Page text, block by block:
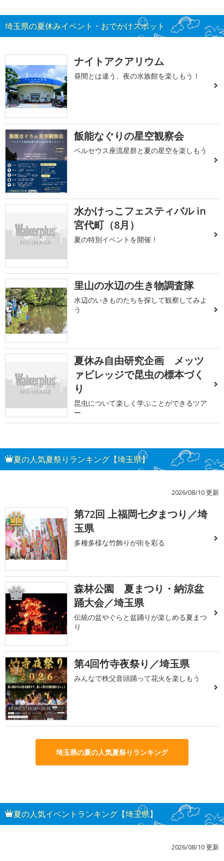
埼玉県の夏休みイベント・おでかけスポット
ナイトアクアリウム
昼間とは違う、夜の水族館を楽しもう！
飯能なぐりの星空観察会
ペルセウス座流星群と夏の星空を楽しもう
水かけっこフェスティバル in
宮代町（8月）
夏の特別イベントを開催！
里山の水辺の生き物調査隊
水辺のいきものたちを探して観察してみよ
う
夏休み自由研究企画 メッツ
ァビレッジで昆虫の標本づく
り
昆虫について楽しく学ぶことができるツア
ー
夏の人気夏祭りランキング【埼玉県】
2026/08/10 更新
1
第72回 上福岡七夕まつり／埼
玉県
多種多様な竹飾りが街を彩る
2
森林公園 夏まつり・納涼盆
踊大会／埼玉県
伝統の盆やぐらと盆踊りが楽しめる夏まつ
り
3 第4回竹寺夜祭り／埼玉県
みんなで秩父音頭踊って花火を楽しもう
埼玉県の夏の人気夏祭りランキング
夏の人気イベントランキング【埼玉県】
2026/08/10 更新